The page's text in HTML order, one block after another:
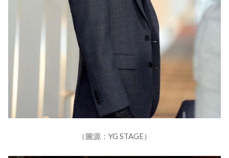
（圖源：YG STAGE）